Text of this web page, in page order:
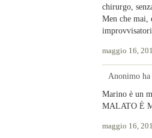
chirurgo,
Men che mai,
maggio 16,
Anonimo ha
Marino è un
MALATO È
maggio 16,